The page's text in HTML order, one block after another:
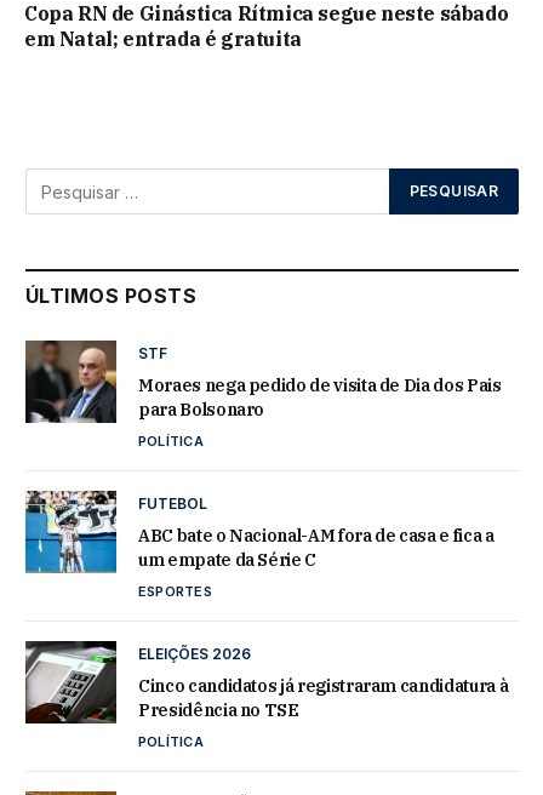
Copa RN de Ginástica Rítmica segue neste sábado
em Natal; entrada é gratuita
ÚLTIMOS POSTS
STF
Moraes nega pedido de visita de Dia dos Pais
para Bolsonaro
POLÍTICA
FUTEBOL
ABC bate o Nacional-AM fora de casa e fica a
um empate da Série C
ESPORTES
ELEIÇÕES 2026
Cinco candidatos já registraram candidatura à
Presidência no TSE
POLÍTICA